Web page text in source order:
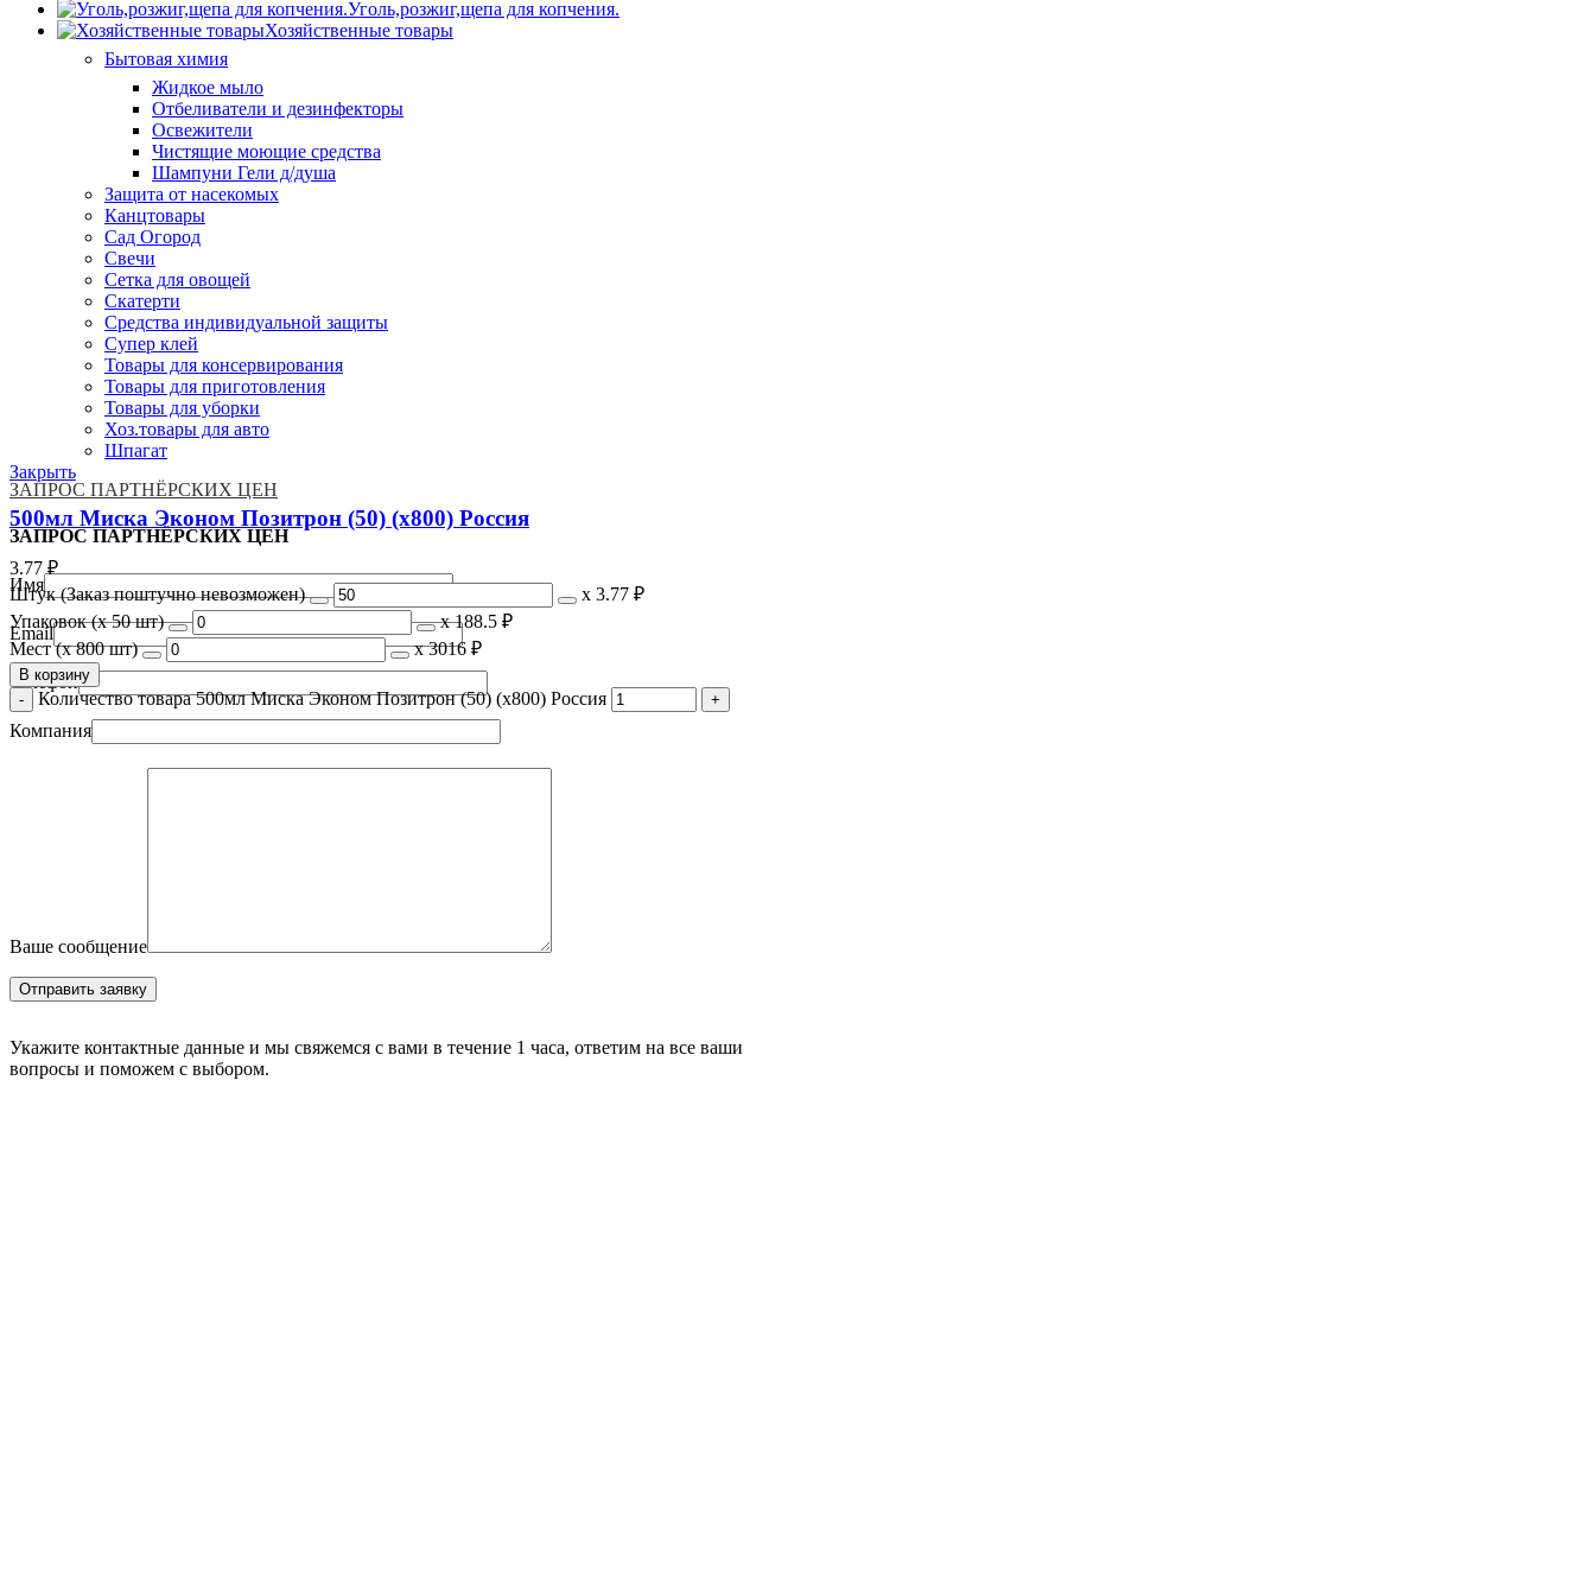
Уголь,розжиг,щепа для копчения.
Хозяйственные товары
Бытовая химия
Жидкое мыло
Отбеливатели и дезинфекторы
Освежители
Чистящие моющие средства
Шампуни Гели д/душа
Защита от насекомых
Канцтовары
Сад Огород
Свечи
Сетка для овощей
Скатерти
Средства индивидуальной защиты
Супер клей
Товары для консервирования
Товары для приготовления
Товары для уборки
Хоз.товары для авто
Шпагат
ЗАПРОС ПАРТНЁРСКИХ ЦЕН
ЗАПРОС ПАРТНЁРСКИХ ЦЕН
Имя
Email
Телефон
Компания
Ваше сообщение
Укажите контактные данные и мы свяжемся с вами в течение 1 часа, ответим на все ваши
вопросы и поможем с выбором.
Закрыть
500мл Миска Эконом Позитрон (50) (х800) Россия
3.77 ₽
Штук (Заказ поштучно невозможен)
х 3.77 ₽
Упаковок (x 50 шт)
х 188.5 ₽
Мест (x 800 шт)
х 3016 ₽
В корзину
Количество товара 500мл Миска Эконом Позитрон (50) (х800) Россия